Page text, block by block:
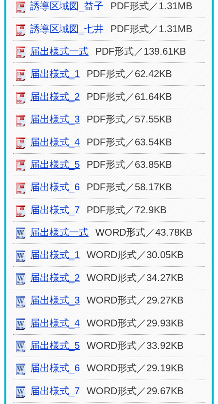
誘導区域図_益子 PDF形式／1.31MB
誘導区域図_七井 PDF形式／1.31MB
届出様式一式 PDF形式／139.61KB
届出様式_1 PDF形式／62.42KB
届出様式_2 PDF形式／61.64KB
届出様式_3 PDF形式／57.55KB
届出様式_4 PDF形式／63.54KB
届出様式_5 PDF形式／63.85KB
届出様式_6 PDF形式／58.17KB
届出様式_7 PDF形式／72.9KB
届出様式一式 WORD形式／43.78KB
届出様式_1 WORD形式／30.05KB
届出様式_2 WORD形式／34.27KB
届出様式_3 WORD形式／29.27KB
届出様式_4 WORD形式／29.93KB
届出様式_5 WORD形式／33.92KB
届出様式_6 WORD形式／29.19KB
届出様式_7 WORD形式／29.67KB